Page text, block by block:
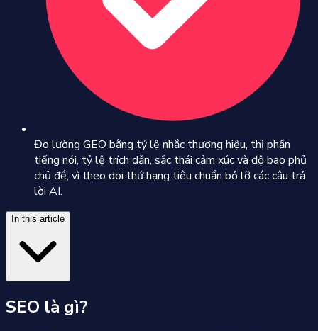
Đo lường GEO bằng tỷ lệ nhắc thương hiệu, thị phần
tiếng nói, tỷ lệ trích dẫn, sắc thái cảm xúc và độ bao phủ
chủ đề, vì theo dõi thứ hạng tiêu chuẩn bỏ lỡ các câu trả
lời AI.
In this article
SEO là gì?